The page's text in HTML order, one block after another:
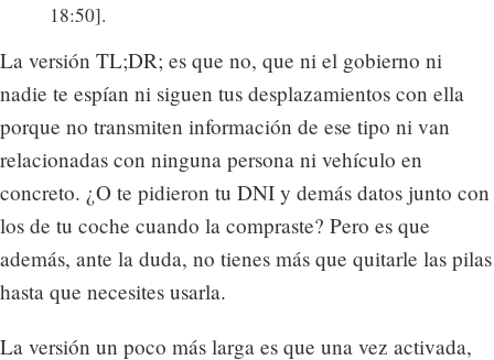
18:50].
La versión TL;DR; es que no, que ni el gobierno ni
nadie te espían ni siguen tus desplazamientos con ella
porque no transmiten información de ese tipo ni van
relacionadas con ninguna persona ni vehículo en
concreto. ¿O te pidieron tu DNI y demás datos junto con
los de tu coche cuando la compraste? Pero es que
además, ante la duda, no tienes más que quitarle las pilas
hasta que necesites usarla.
La versión un poco más larga es que una vez activada,